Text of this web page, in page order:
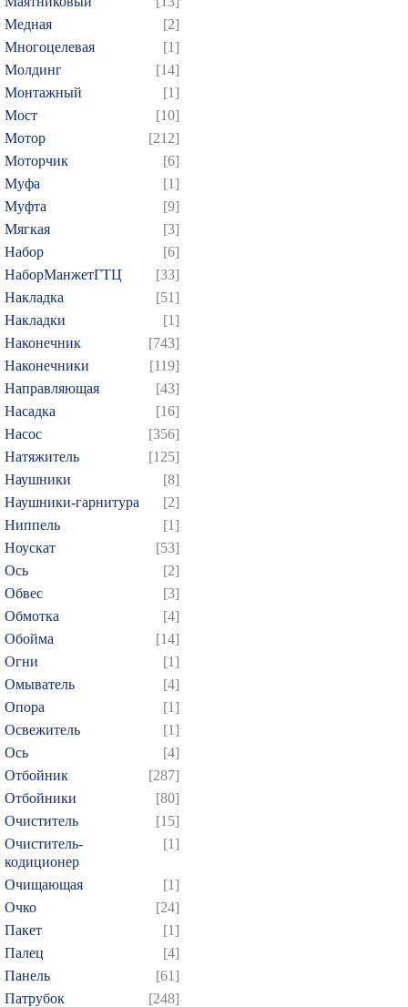
Медная
[2]
Многоцелевая
[1]
Молдинг
[14]
Монтажный
[1]
Мост
[10]
Мотор
[212]
Моторчик
[6]
Муфа
[1]
Муфта
[9]
Мягкая
[3]
Набор
[6]
НаборМанжетГТЦ
[33]
Накладка
[51]
Накладки
[1]
Наконечник
[743]
Наконечники
[119]
Направляющая
[43]
Насадка
[16]
Насос
[356]
Натяжитель
[125]
Наушники
[8]
Наушники-гарнитура
[2]
Ниппель
[1]
Ноускат
[53]
Оcь
[2]
Обвес
[3]
Обмотка
[4]
Обойма
[14]
Огни
[1]
Омыватель
[4]
Опора
[1]
Освежитель
[1]
Ось
[4]
Отбойник
[287]
Отбойники
[80]
Очиститель
[15]
Очиститель-
кодиционер
[1]
Очищающая
[1]
Очко
[24]
Пакет
[1]
Палец
[4]
Панель
[61]
Патрубок
[248]